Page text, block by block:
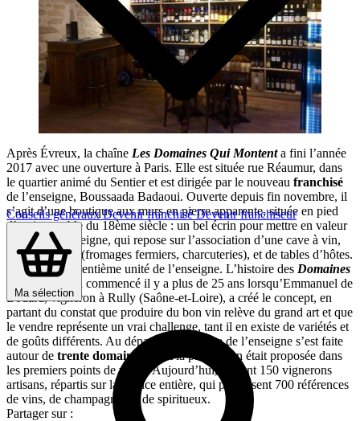
Conseils générauxDevenir franchiséDevenir franchiseur
Ma sélection
Après Évreux, la chaîne Les Domaines Qui Montenta fini l’année
2017 avec une ouverture à Paris. Elle est située rue Réaumur, dans
le quartier animé du Sentier et est dirigée par le nouveau franchisé
de l’enseigne, Boussaada Badaoui. Ouverte depuis fin novembre, il
s’agit d’une boutique aux murs en pierre apparente, située en pied
d’un immeuble du 18ème siècle : un bel écrin pour mettre en valeur
l’offre de l’enseigne, qui repose sur l’association d’une cave à vin,
d’une épicerie (fromages fermiers, charcuteries), et de tables d’hôtes.
Il s’agit de la trentième unité de l’enseigne. L’histoire des Domaines
a commencé il y a plus de 25 ans lorsqu’Emmanuel de
Bodard, vigneron à Rully (Saône-et-Loire), a créé le concept, en
partant du constat que produire du bon vin relève du grand art et que
le vendre représente un vrai challenge, tant il en existe de variétés et
de goûts différents. Au départ, la naissance de l’enseigne s’est faite
autour de trente domaines
, dont la production était proposée dans
les premiers points de vente. Aujourd’hui, ils sont 150 vignerons
artisans, répartis sur la France entière, qui produisent 700 références
de vins, de champagnes et de spiritueux.
Partager sur :